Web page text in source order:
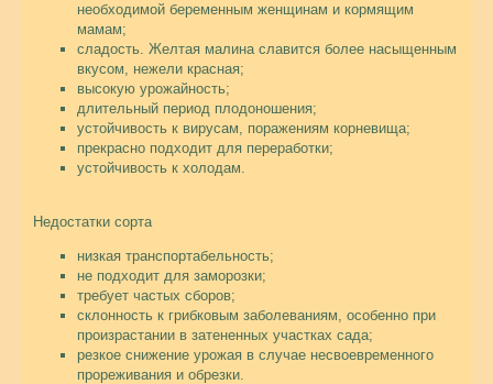
необходимой беременным женщинам и кормящим
мамам;
сладость. Желтая малина славится более насыщенным
вкусом, нежели красная;
высокую урожайность;
длительный период плодоношения;
устойчивость к вирусам, поражениям корневища;
прекрасно подходит для переработки;
устойчивость к холодам.
Недостатки сорта
низкая транспортабельность;
не подходит для заморозки;
требует частых сборов;
склонность к грибковым заболеваниям, особенно при
произрастании в затененных участках сада;
резкое снижение урожая в случае несвоевременного
прореживания и обрезки.